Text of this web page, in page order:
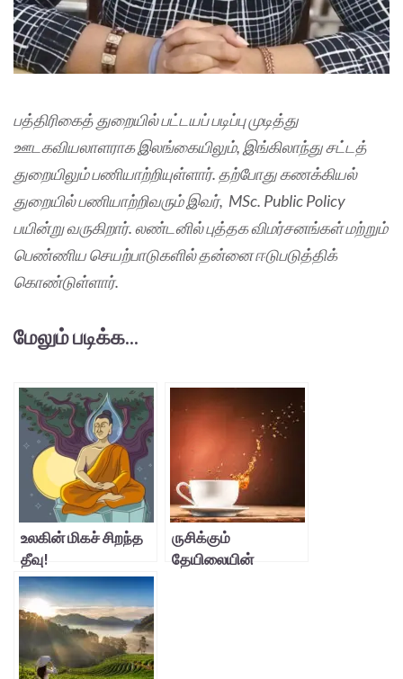
பத்திரிகைத் துறையில் பட்டயப் படிப்பு முடித்து
ஊடகவியலாளராக இலங்கையிலும், இங்கிலாந்து சட்டத்
துறையிலும் பணியாற்றியுள்ளார். தற்போது கணக்கியல்
துறையில் பணியாற்றிவரும் இவர், MSc. Public Policy
பயின்று வருகிறார். லண்டனில் புத்தக விமர்சனங்கள் மற்றும்
பெண்ணிய செயற்பாடுகளில் தன்னை ஈடுபடுத்திக்
கொண்டுள்ளார்.
மேலும் படிக்க...
உலகின் மிகச் சிறந்த
தீவு!
ருசிக்கும்
தேயிலையின்